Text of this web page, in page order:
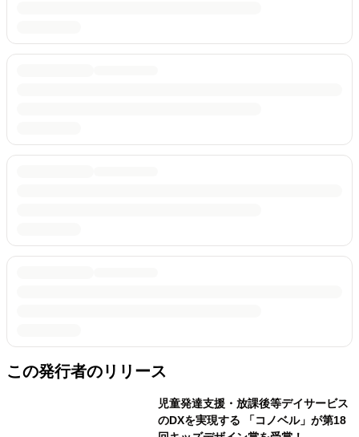
この発行者のリリース
児童発達支援・放課後等デイサービス
のDXを実現する 「コノベル」が第18